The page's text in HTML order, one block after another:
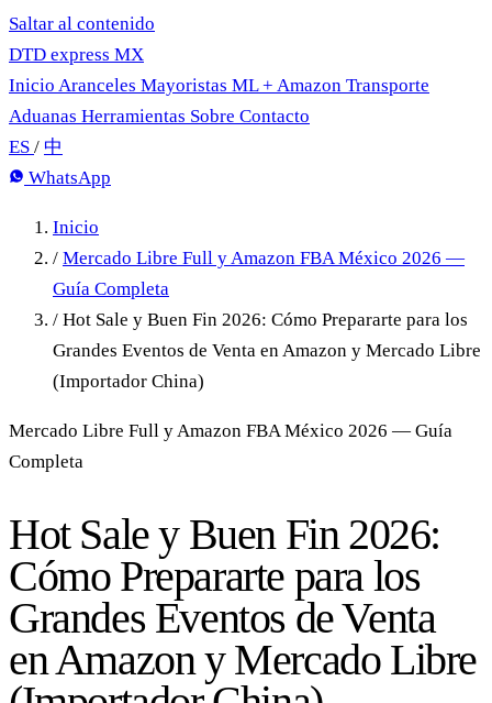
Saltar al contenido
DTD express MX
Inicio Aranceles Mayoristas ML + Amazon Transporte
Aduanas Herramientas Sobre Contacto
ES / 中
WhatsApp
Inicio
/ Mercado Libre Full y Amazon FBA México 2026 —
Guía Completa
/ Hot Sale y Buen Fin 2026: Cómo Prepararte para los
Grandes Eventos de Venta en Amazon y Mercado Libre
(Importador China)
Mercado Libre Full y Amazon FBA México 2026 — Guía
Completa
Hot Sale y Buen Fin 2026:
Cómo Prepararte para los
Grandes Eventos de Venta
en Amazon y Mercado Libre